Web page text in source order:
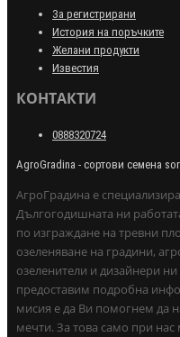
За регистрирани
История на поръчките
Желани продукти
Известия
КОНТАКТИ
0888320724
AgroGradina - сортови семена
АгроГрадина е
Дългогодишната ни
по изграждане на тревни
озеленяване на градини,
озеленители и дизайнери
предоставим подробна
мисия е да Ви помогнем да
мечти. За това само при